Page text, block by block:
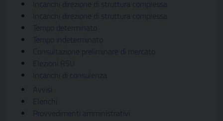
Incarichi direzione di struttura complessa
Incarichi direzione di struttura complessa
Tempo determinato
Tempo indeterminato
Consultazione preliminare di mercato
Elezioni RSU
Incarichi di consulenza
Avvisi
Elenchi
Provvedimenti amministrativi